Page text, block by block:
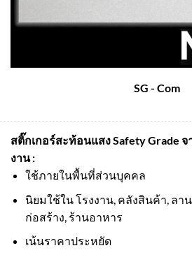
SG - Com
สติ๊กเกอร์สะท้อนแสง Safety Grade
งาน :
ใช้ภายในพื้นที่ส่วนบุคคล
นิยมใช้ใน โรงงาน, คลังสินค้า, ลา
ก่อสร้าง, ร้านอาหาร
เน้นราคาประหยัด